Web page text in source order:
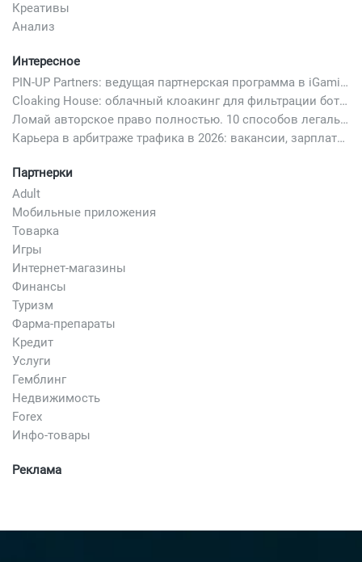
Креативы
Анализ
Интересное
PIN-UP Partners: ведущая партнерская программа в iGaming
Cloaking House: облачный клоакинг для фильтрации ботов FB и Google Ads — гайд PHP-интеграции 2026
Ломай авторское право полностью. 10 способов легально добавить любимый трек в свой креатив
Карьера в арбитраже трафика в 2026: вакансии, зарплаты и как начать
Партнерки
Adult
Мобильные приложения
Товарка
Игры
Интернет-магазины
Финансы
Туризм
Фарма-препараты
Кредит
Услуги
Гемблинг
Недвижимость
Forex
Инфо-товары
Реклама